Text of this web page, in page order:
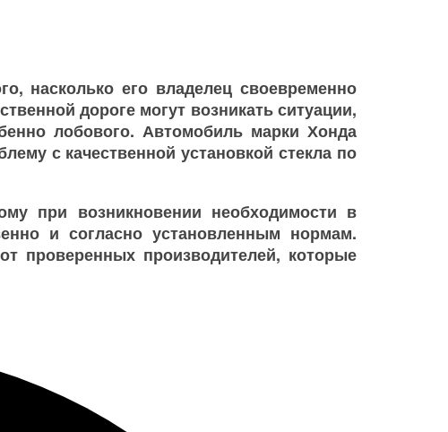
насколько его владелец своевременно
дороге могут возникать ситуации,
лобового. Автомобиль марки Хонда
с качественной установкой стекла по
при возникновении необходимости в
и согласно установленным нормам.
проверенных производителей, которые